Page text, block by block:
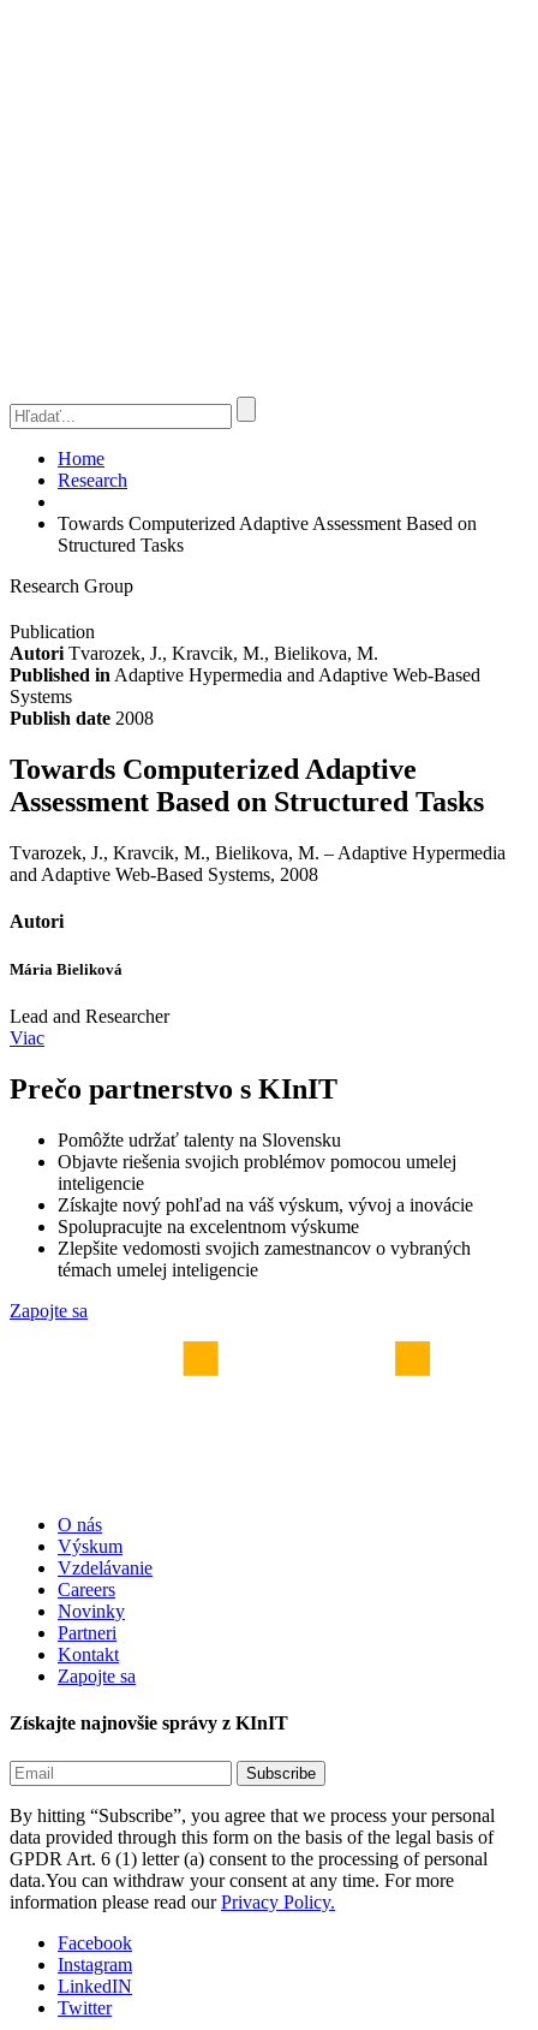
Home
Research
Towards Computerized Adaptive Assessment Based on
Structured Tasks
Research Group
Publication
Autori Tvarozek, J., Kravcik, M., Bielikova, M.
Published in Adaptive Hypermedia and Adaptive Web-Based
Systems
Publish date 2008
Towards Computerized Adaptive
Assessment Based on Structured Tasks
Tvarozek, J., Kravcik, M., Bielikova, M. – Adaptive Hypermedia
and Adaptive Web-Based Systems, 2008
Autori
Mária Bieliková
Lead and Researcher
Viac
Prečo partnerstvo s KInIT
Pomôžte udržať talenty na Slovensku
Objavte riešenia svojich problémov pomocou umelej
inteligencie
Získajte nový pohľad na váš výskum, vývoj a inovácie
Spolupracujte na excelentnom výskume
Zlepšite vedomosti svojich zamestnancov o vybraných
témach umelej inteligencie
Zapojte sa
O nás
Výskum
Vzdelávanie
Careers
Novinky
Partneri
Kontakt
Zapojte sa
Získajte najnovšie správy z KInIT
By hitting “Subscribe”, you agree that we process your personal
data provided through this form on the basis of the legal basis of
GPDR Art. 6 (1) letter (a) consent to the processing of personal
data.You can withdraw your consent at any time. For more
information please read ourPrivacy Policy.
Facebook
Instagram
LinkedIN
Twitter